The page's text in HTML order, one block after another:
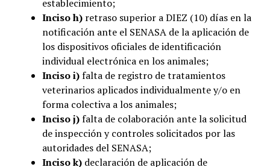
establecimiento;
Inciso h) retraso superior a DIEZ (10) días en la
notificación ante el SENASA de la aplicación de
los dispositivos oficiales de identificación
individual electrónica en los animales;
Inciso i)falta de registro de tratamientos
veterinarios aplicados individualmente y/o en
forma colectiva a los animales;
Inciso j)falta de colaboración ante la solicitud
de inspección y controles solicitados por las
autoridades del SENASA;
Inciso k) declaración de aplicación de